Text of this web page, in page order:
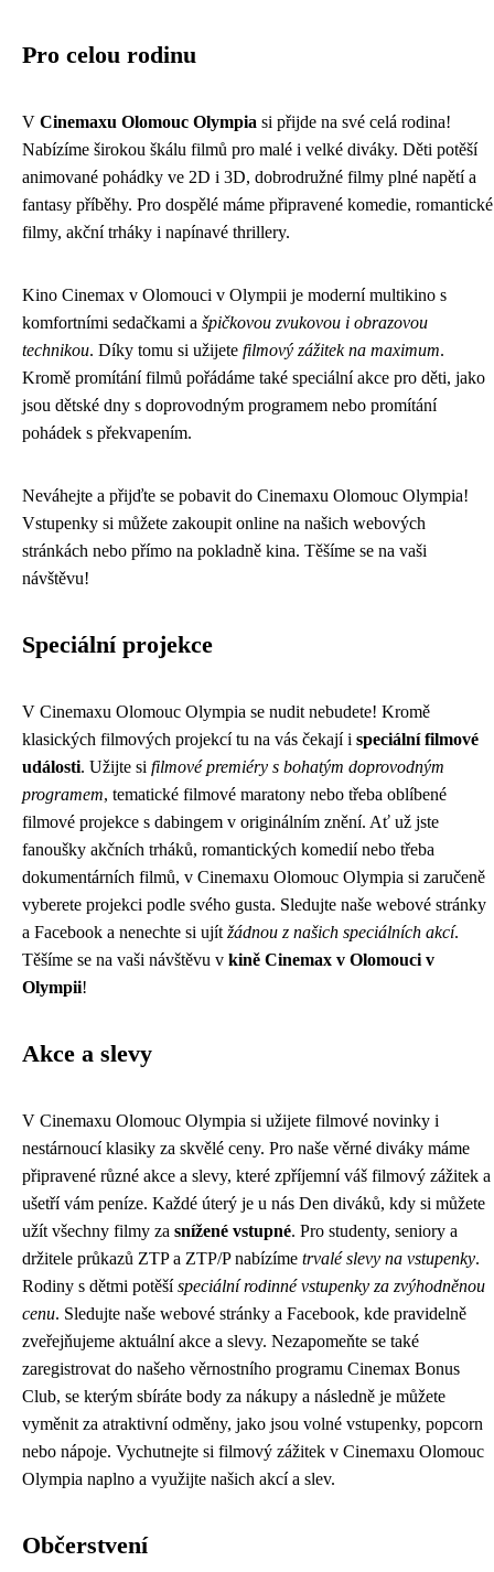
Pro celou rodinu
V Cinemaxu Olomouc Olympia si přijde na své celá rodina!
Nabízíme širokou škálu filmů pro malé i velké diváky. Děti potěší
animované pohádky ve 2D i 3D, dobrodružné filmy plné napětí a
fantasy příběhy. Pro dospělé máme připravené komedie, romantické
filmy, akční trháky i napínavé thrillery.
Kino Cinemax v Olomouci v Olympii je moderní multikino s
komfortními sedačkami a špičkovou zvukovou i obrazovou
technikou. Díky tomu si užijete filmový zážitek na maximum.
Kromě promítání filmů pořádáme také speciální akce pro děti, jako
jsou dětské dny s doprovodným programem nebo promítání
pohádek s překvapením.
Neváhejte a přijďte se pobavit do Cinemaxu Olomouc Olympia!
Vstupenky si můžete zakoupit online na našich webových
stránkách nebo přímo na pokladně kina. Těšíme se na vaši
návštěvu!
Speciální projekce
V Cinemaxu Olomouc Olympia se nudit nebudete! Kromě
klasických filmových projekcí tu na vás čekají i speciální filmové
události. Užijte si filmové premiéry s bohatým doprovodným
programem, tematické filmové maratony nebo třeba oblíbené
filmové projekce s dabingem v originálním znění. Ať už jste
fanoušky akčních trháků, romantických komedií nebo třeba
dokumentárních filmů, v Cinemaxu Olomouc Olympia si zaručeně
vyberete projekci podle svého gusta. Sledujte naše webové stránky
a Facebook a nenechte si ujít žádnou z našich speciálních akcí.
Těšíme se na vaši návštěvu v kině Cinemax v Olomouci v
Olympii!
Akce a slevy
V Cinemaxu Olomouc Olympia si užijete filmové novinky i
nestárnoucí klasiky za skvělé ceny. Pro naše věrné diváky máme
připravené různé akce a slevy, které zpříjemní váš filmový zážitek a
ušetří vám peníze. Každé úterý je u nás Den diváků, kdy si můžete
užít všechny filmy za snížené vstupné. Pro studenty, seniory a
držitele průkazů ZTP a ZTP/P nabízíme trvalé slevy na vstupenky.
Rodiny s dětmi potěšíspeciální rodinné vstupenky za zvýhodněnou
cenu. Sledujte naše webové stránky a Facebook, kde pravidelně
zveřejňujeme aktuální akce a slevy. Nezapomeňte se také
zaregistrovat do našeho věrnostního programu Cinemax Bonus
Club, se kterým sbíráte body za nákupy a následně je můžete
vyměnit za atraktivní odměny, jako jsou volné vstupenky, popcorn
nebo nápoje. Vychutnejte si filmový zážitek v Cinemaxu Olomouc
Olympia naplno a využijte našich akcí a slev.
Občerstvení